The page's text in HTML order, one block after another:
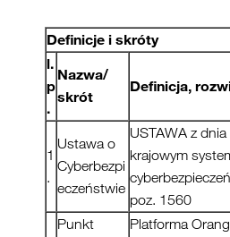
Definicje i skróty
l.
p
.
Nazwa/
skrót
Definicja,
1
.
Ustawa o
Cyberbezpi
eczeństwie
USTAWA z
krajowym
poz. 1560
Punkt
Platforma